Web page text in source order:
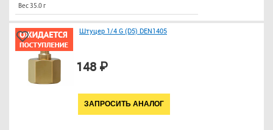
Вес 35.0 г
Штуцер 1/4 G (D5) DEN1405
148 ₽
ЗАПРОСИТЬ АНАЛОГ